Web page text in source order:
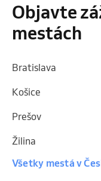
Objavte
mestách
Bratislava
Košice
Prešov
Žilina
Všetky mestá v